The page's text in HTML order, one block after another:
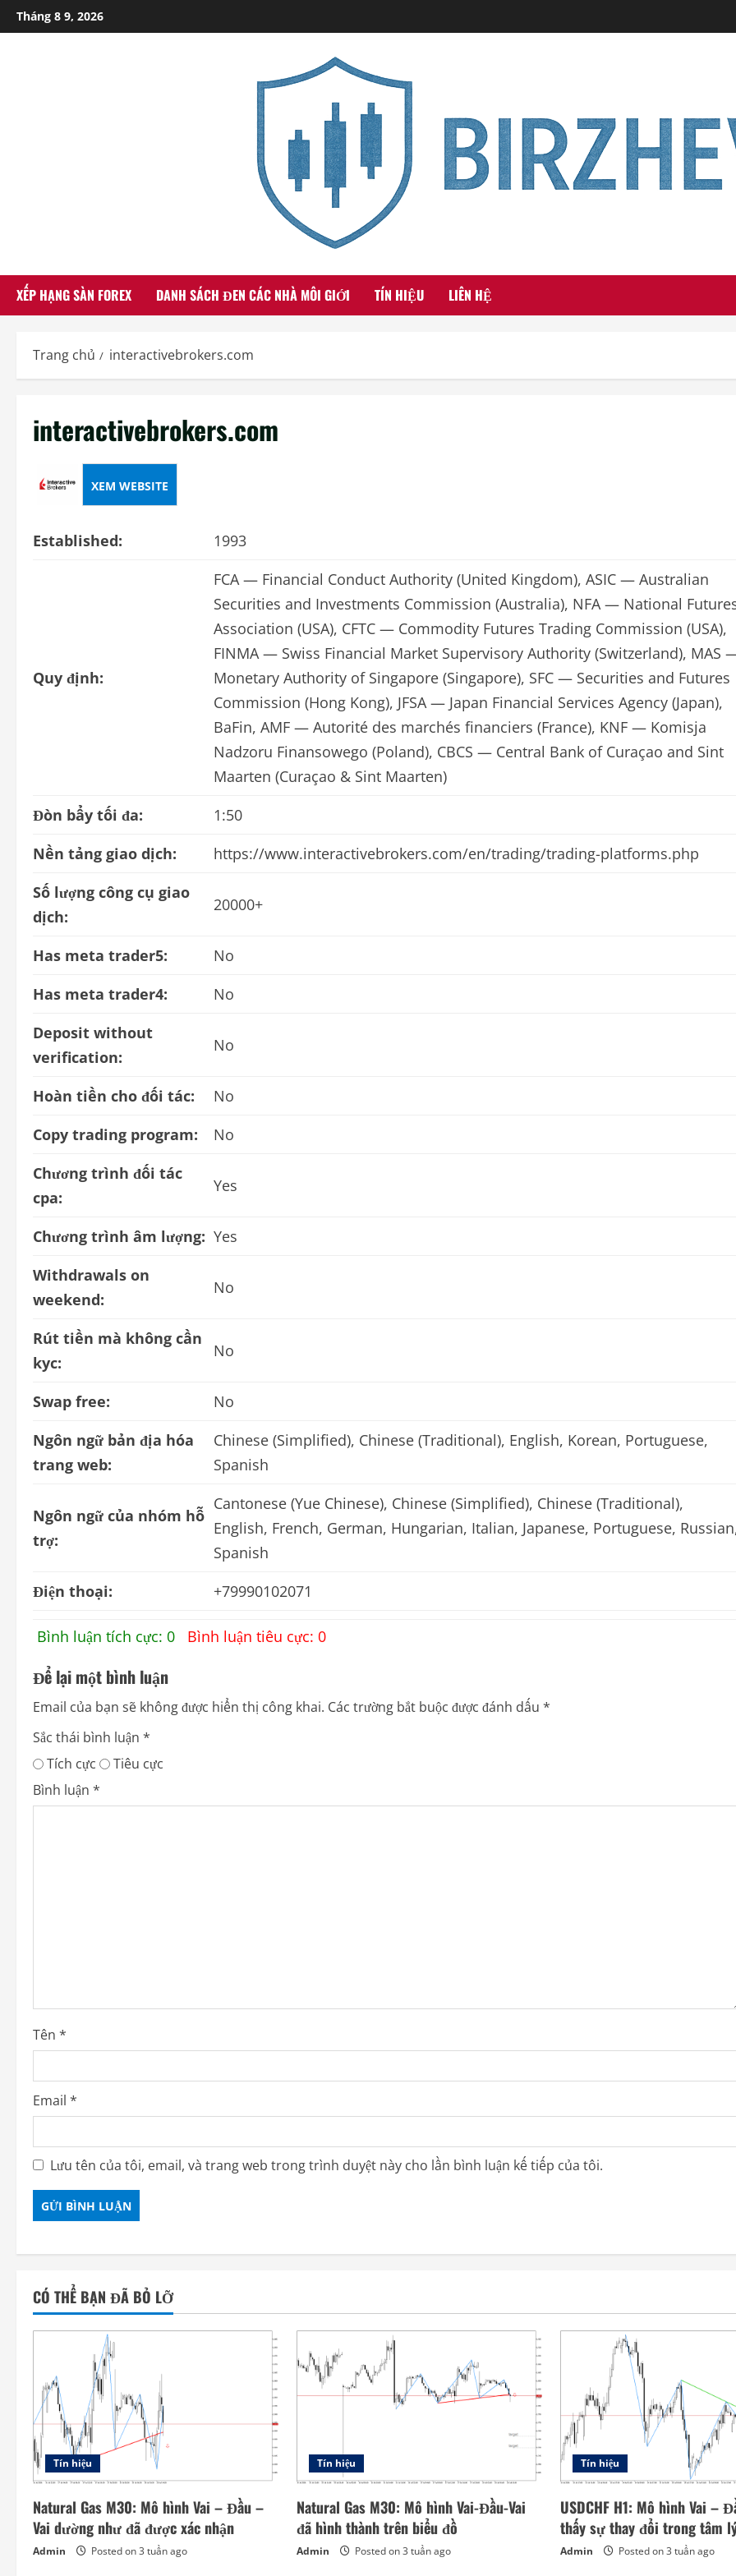
Skip
to
Tháng 8 9, 2026
XẾP HẠNG SÀN FOREX DANH SÁCH ĐEN CÁC NHÀ MÔI GIỚI TÍN HIỆU LIÊN HỆ
Trang chủ interactivebrokers.com
interactivebrokers.com
XEM WEBSITE
Established: 1993
Quy định:
FCA — Financial Conduct Authority (United Kingdom), ASIC — Australian
Securities and Investments Commission (Australia), NFA — National
Association (USA), CFTC — Commodity Futures Trading Commission (USA),
FINMA — Swiss Financial Market Supervisory Authority (Switzerland), MAS
Monetary Authority of Singapore (Singapore), SFC — Securities and Futures
Commission (Hong Kong), JFSA — Japan Financial Services Agency (Japan),
BaFin, AMF — Autorité des marchés financiers (France), KNF — Komisja
Nadzoru Finansowego (Poland), CBCS — Central Bank of Curaçao and Sint
Maarten (Curaçao & Sint Maarten)
Đòn bẩy tối đa:
1:50
Nền tảng giao dịch:
https://www.interactivebrokers.com/en/trading/trading-platforms.php
Số lượng công cụ giao
dịch:
20000+
Has meta trader5:
No
Has meta trader4:
No
Deposit without
verification:
No
Hoàn tiền cho đối tác:
No
Copy trading program:
No
Chương trình đối tác
cpa:
Yes
Chương trình âm lượng: Yes
Withdrawals on
weekend:
No
Rút tiền mà không cần
kyc:
No
Swap free:
No
Ngôn ngữ bản địa hóa
trang web:
Chinese (Simplified), Chinese (Traditional), English, Korean, Portuguese,
Spanish
Ngôn ngữ của nhóm hỗ
trợ:
Cantonese (Yue Chinese), Chinese (Simplified), Chinese (Traditional),
English, French, German, Hungarian, Italian, Japanese, Portuguese,
Spanish
Điện thoại:
+79990102071
Bình luận tích cực: 0 Bình luận tiêu cực: 0
Để lại một bình luận
Email của bạn sẽ không được hiển thị công khai. Các trường bắt buộc được đánh dấu *
Sắc thái bình luận *
Tích cực
Tiêu cực
Bình luận *
Tên *
Email *
Lưu tên của tôi, email, và trang web trong trình duyệt này cho lần bình luận kế tiếp của tôi.
CÓ THỂ BẠN ĐÃ BỎ LỠ
Tín hiệu
Natural Gas M30: Mô hình Vai – Đầu –
Vai dường như đã được xác nhận
Admin Posted on 3 tuần ago
Tín hiệu
Natural Gas M30: Mô hình Vai-Đầu-Vai
đã hình thành trên biểu đồ
Admin Posted on 3 tuần ago
Tín hiệu
USDCHF H1: Mô hình Vai –
thấy sự thay đổi trong tâm
Admin Posted on 3 tuần ago